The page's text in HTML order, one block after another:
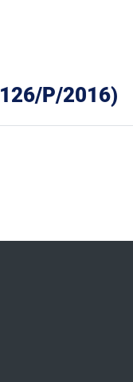
P/2016)